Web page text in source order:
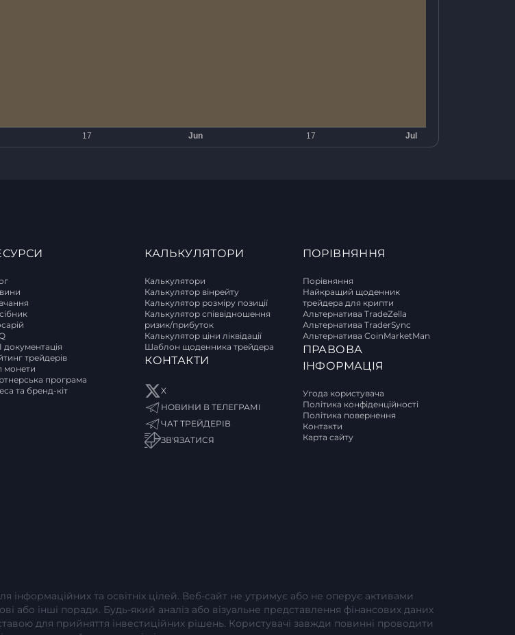
документація
трейдерів
монети
програма
та бренд-кіт
КАЛЬКУЛЯТОРИ
Калькулятори
Калькулятор вінрейту
Калькулятор розміру позиції
Калькулятор співвідношення
ризик/прибуток
Калькулятор ціни ліквідації
Шаблон щоденника трейдера
КОНТАКТИ
X
НОВИНИ В ТЕЛЕГРАМІ
ЧАТ ТРЕЙДЕРІВ
ЗВ'ЯЗАТИСЯ
ПОРІВНЯННЯ
Порівняння
Найкращий щоденник
трейдера для крипти
Альтернатива TradeZella
Альтернатива TraderSync
Альтернатива CoinMarketMan
ПРАВОВА
ІНФОРМАЦІЯ
Угода користувача
Політика конфіденційності
Політика повернення
Контакти
Карта сайту
інформаційних та освітніх цілей. Веб-сайт не утримує або не оперує активами
або інші поради. Будь-який аналіз або візуальне представлення фінансових даних
для прийняття інвестиційних рішень. Користувачі завжди повинні проводити